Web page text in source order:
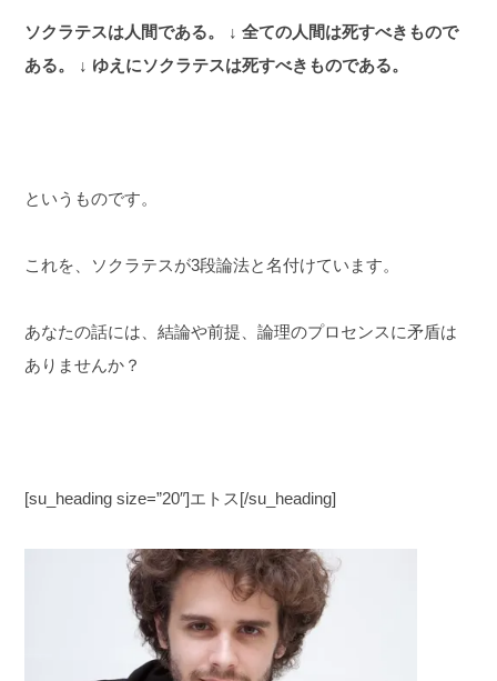
ソクラテスは人間である。 ↓ 全ての人間は死すべきもので
ある。
↓ ゆえにソクラテスは死すべきものである。
というものです。
これを、ソクラテスが3段論法と名付けています。
あなたの話には、結論や前提、論理のプロセンスに矛盾は
ありませんか？
[su_heading size=”20″]エトス[/su_heading]